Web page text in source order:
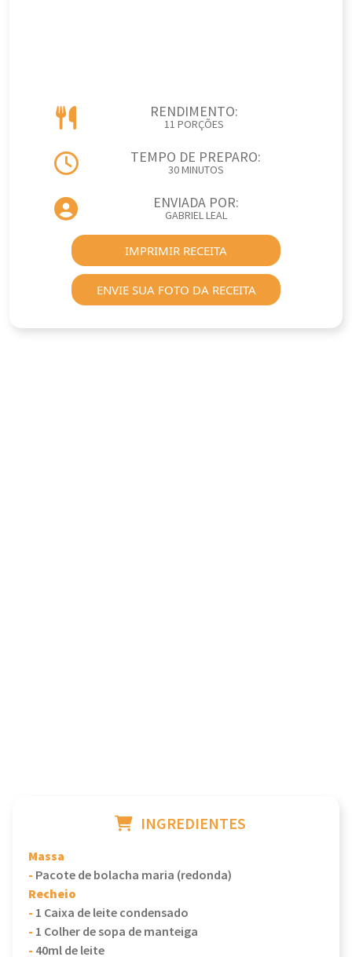
RENDIMENTO:
11 PORÇÕES
TEMPO DE PREPARO:
30 MINUTOS
ENVIADA POR:
GABRIEL LEAL
IMPRIMIR RECEITA
ENVIE SUA FOTO DA RECEITA
INGREDIENTES
Massa
- Pacote de bolacha maria (redonda)
Recheio
- 1 Caixa de leite condensado
- 1 Colher de sopa de manteiga
- 40ml de leite